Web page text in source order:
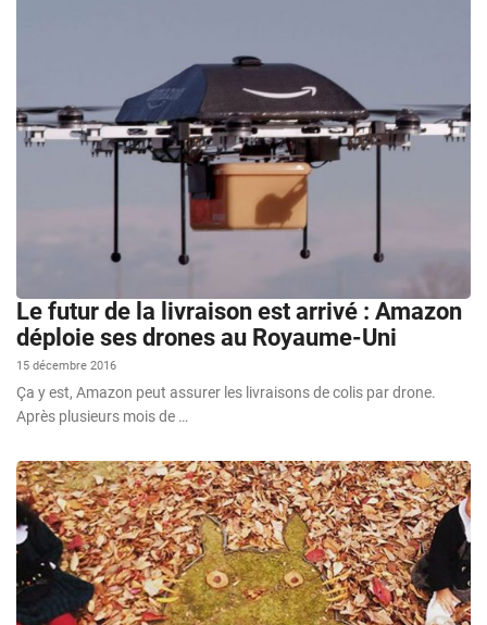
Le futur de la livraison est arrivé : Amazon
déploie ses drones au Royaume-Uni
15 décembre 2016
Ça y est, Amazon peut assurer les livraisons de colis par drone.
Après plusieurs mois de …